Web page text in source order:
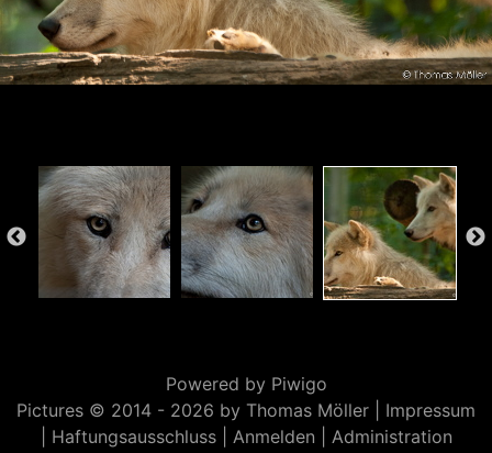
Powered by Piwigo
Pictures © 2014 - 2026 by Thomas Möller | Impressum
Haftungsausschluss| Anmelden Administration